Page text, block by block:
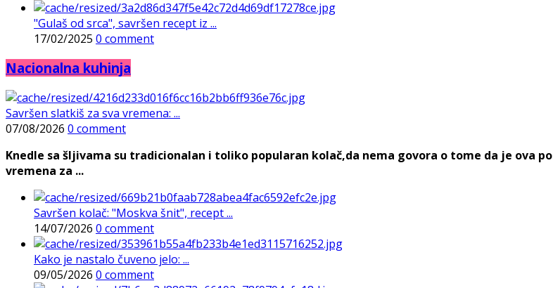
"Gulaš od srca", savršen recept iz ...
17/02/2025 0 comment
Nacionalna kuhinja
Savršen slatkiš za sva vremena: ...
07/08/2026 0 comment
Knedle sa šljivama su tradicionalan i toliko popularan kolač,da nema govora o tome da je ova
vremena za ...
Savršen kolač: "Moskva šnit", recept ...
14/07/2026 0 comment
Kako je nastalo čuveno jelo: ...
09/05/2026 0 comment